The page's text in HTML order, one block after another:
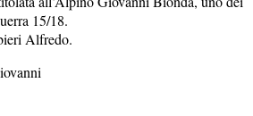
15/18.
Alfredo.